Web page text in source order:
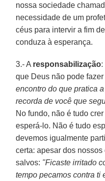
nossa sociedade
necessidade de um
céus para intervir a fim
conduza à esperança.
3.- A responsabilização:
que Deus não pode
encontro do que pratica
recorda de você que
No fundo, não é tudo
esperá-lo. Não é tudo
devemos igualmente
certa: apesar dos
salvos: "Ficaste irritado
tempo pecamos contra ti